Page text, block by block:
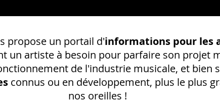
propose un portail d'informations pour les
un artiste à besoin pour parfaire son projet
de l'industrie musicale, et bien
connus ou en développement, plus le plus
nos oreilles !